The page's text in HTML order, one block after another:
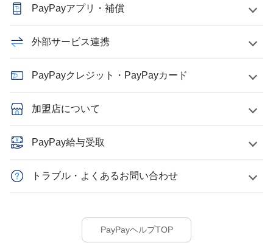
PayPayアプリ・補償
外部サービス連携
PayPayクレジット・PayPayカード
加盟店について
PayPay給与受取
トラブル・よくあるお問い合わせ
PayPayヘルプTOP